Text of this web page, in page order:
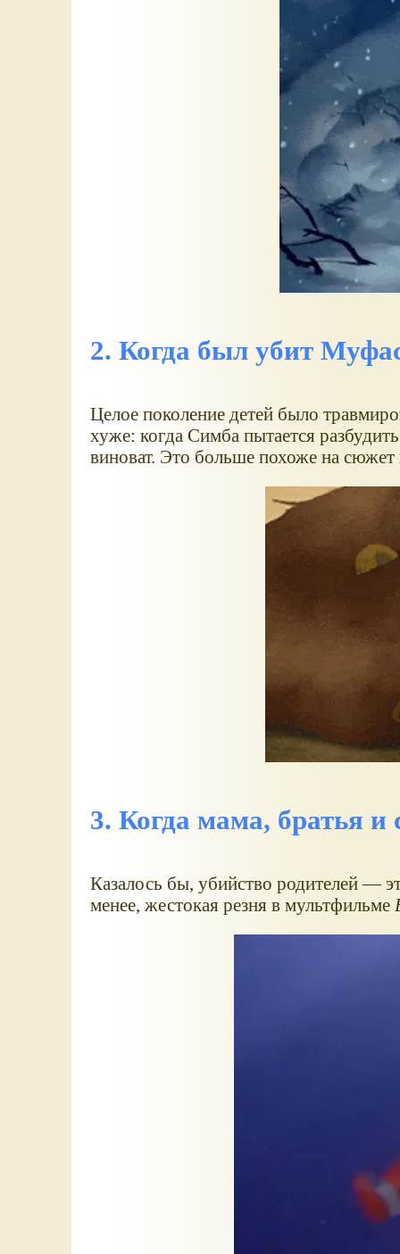
2. Когда был убит
Целое поколение детей было
хуже: когда Симба пытается
виноват. Это больше похоже на
3. Когда мама, братья
Казалось бы, убийство родителей —
менее, жестокая резня в мультфильме